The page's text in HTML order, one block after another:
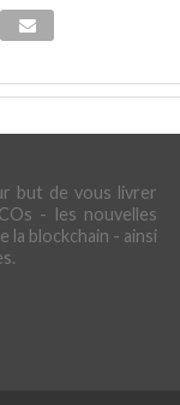
but de vous livrer
- les nouvelles
la blockchain - ainsi